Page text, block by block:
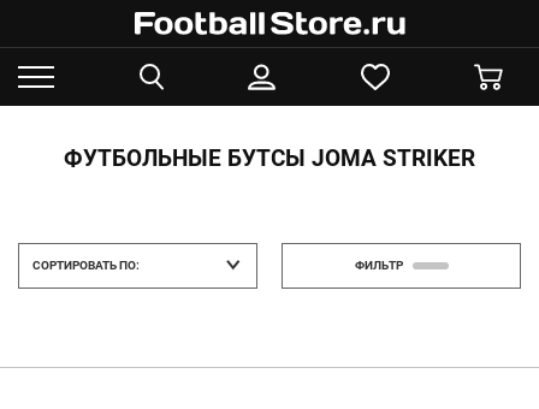
ФУТБОЛЬНЫЕ БУТСЫ JOMA STRIKER
СОРТИРОВАТЬ ПО: ФИЛЬТР